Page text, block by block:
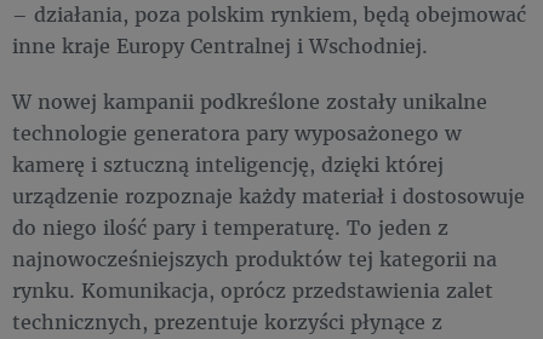
– działania, poza polskim rynkiem, będą obejmować
inne kraje Europy Centralnej i Wschodniej.
W nowej kampanii podkreślone zostały unikalne
technologie generatora pary wyposażonego w
kamerę i sztuczną inteligencję, dzięki której
urządzenie rozpoznaje każdy materiał i dostosowuje
do niego ilość pary i temperaturę. To jeden z
najnowocześniejszych produktów tej kategorii na
rynku. Komunikacja, oprócz przedstawienia zalet
technicznych, prezentuje korzyści płynące z